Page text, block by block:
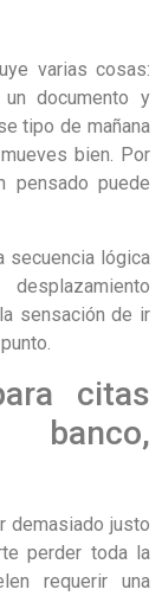
varias cosas:
un documento y
tipo de mañana
bien. Por
pensado puede
secuencia lógica
sensación de ir
citas
banco,
demasiado justo
perder toda la
requerir una